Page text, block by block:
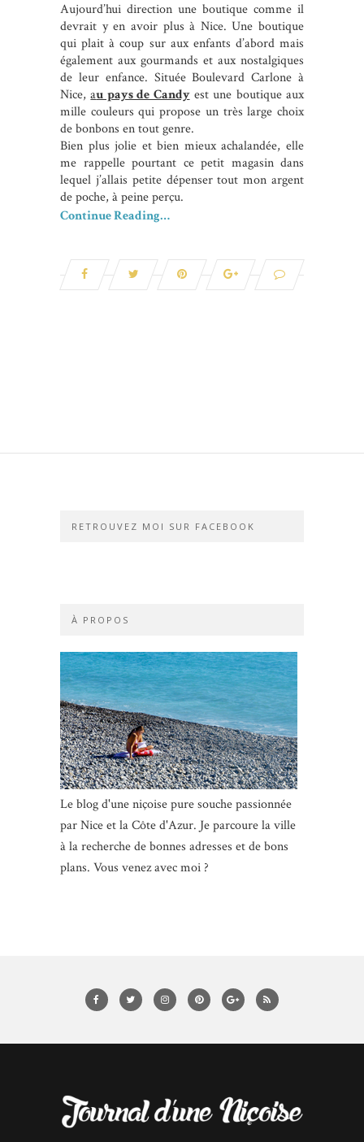
Aujourd’hui direction une boutique comme il
devrait y en avoir plus à Nice. Une boutique
qui plait à coup sur aux enfants d’abord mais
également aux gourmands et aux nostalgiques
de leur enfance. Située Boulevard Carlone à
Nice,au pays de Candyest une boutique aux
mille couleurs qui propose un très large choix
de bonbons en tout genre.
Bien plus jolie et bien mieux achalandée, elle
me rappelle pourtant ce petit magasin dans
lequel j’allais petite dépenser tout mon argent
de poche, à peine perçu.
Continue Reading…
RETROUVEZ MOI SUR FACEBOOK
À PROPOS
Le blog d'une niçoise pure souche passionnée
par Nice et la Côte d'Azur. Je parcoure la ville
à la recherche de bonnes adresses et de bons
plans. Vous venez avec moi ?